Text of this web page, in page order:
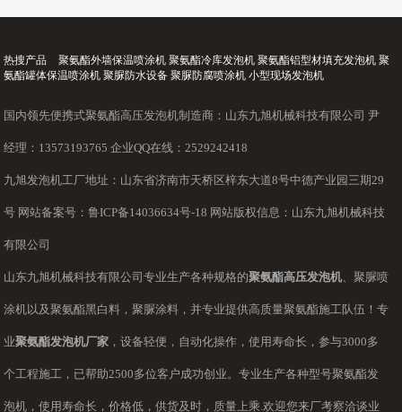
热搜产品
聚氨酯外墙保温喷涂机 聚氨酯冷库发泡机 聚氨酯铝型材填充发泡机 聚
氨酯罐体保温喷涂机 聚脲防水设备 聚脲防腐喷涂机 小型现场发泡机
国内领先便携式聚氨酯高压发泡机制造商：山东九旭机械科技有限公司 尹
经理：13573193765 企业QQ在线：2529242418
九旭发泡机工厂地址：山东省济南市天桥区梓东大道8号中德产业园三期29
号 网站备案号：鲁ICP备14036634号-18 网站版权信息：山东九旭机械科技
有限公司
山东九旭机械科技有限公司专业生产各种规格的聚氨酯高压发泡机、聚脲喷
涂机以及聚氨酯黑白料，聚脲涂料，并专业提供高质量聚氨酯施工队伍！专
业聚氨酯发泡机厂家 ，设备轻便，自动化操作，使用寿命长，参与3000多
个工程施工，已帮助2500多位客户成功创业。专业生产各种型号聚氨酯发
泡机，使用寿命长，价格低，供货及时，质量上乘.欢迎您来厂考察洽谈业